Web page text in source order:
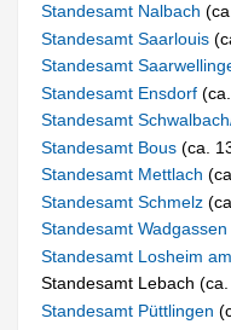
Standesamt Nalbach
Standesamt Saarlouis
Standesamt
Standesamt Ensdorf
Standesamt
Standesamt Bous(ca.
Standesamt Mettlach
Standesamt Schmelz
Standesamt
Standesamt Losheim
Standesamt Lebach
Standesamt Püttlingen